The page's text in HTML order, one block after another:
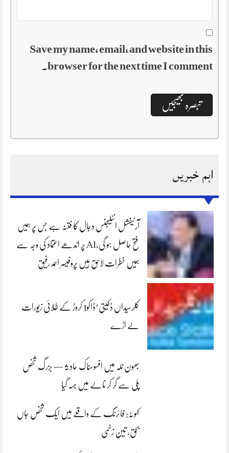
Save my name, email, and website in this
browser for the next time I comment.
اہم خبریں
آرٹیفشل انٹلیجنس دجال کا فتنہ ہے جس پر ہمیں
فتح حاصل ہو گی،AI پر اندھے اعتماد کی وجہ سے
ہمیں خطرات لاحق ہیں پروفیسر احمد رفیق
کلرسیداں ڈکیتی‘ڈاکو1 کروڑ کے طلائی زیورات
لے اڑے
بھون نلہ میں افسوسناک حادثہ — بزرگ شخص
پلی سے گر کر نالے میں بہہ گیا
کہوٹہ: فائرنگ کے واقعے میں ایک شخص جاں
بحق، تین زخمی